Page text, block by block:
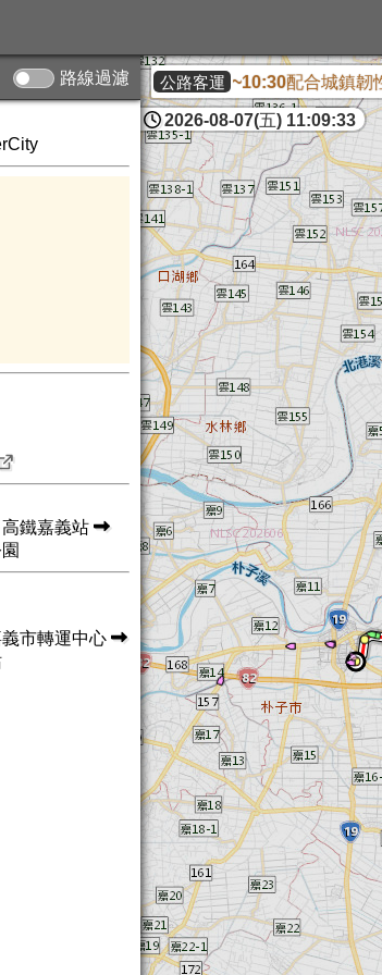
路線過濾
鐵嘉義站
市轉運中心
公路客運
本日8/7(五)10:00~10:30配合城鎮韌性(防
2026-08-07(五) 11:09:34